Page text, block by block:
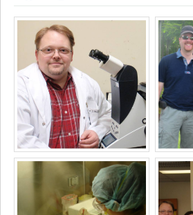
ResearchGate
Page
professionnelle
(faculté,département,école)
Médias